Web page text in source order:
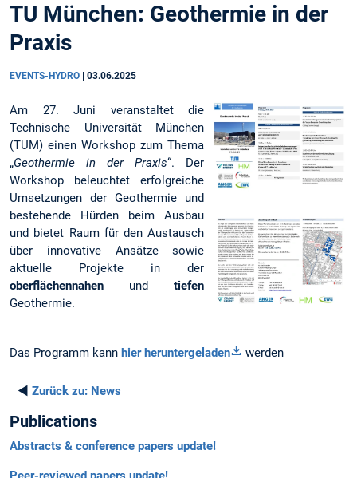
TU München: Geothermie in der
Praxis
EVENTS-HYDRO 03.06.2025
Am 27. Juni veranstaltet die
Technische Universität München
(TUM) einen Workshop zum Thema
„Geothermie in der Praxis“. Der
Workshop beleuchtet erfolgreiche
Umsetzungen der Geothermie und
bestehende Hürden beim Ausbau
und bietet Raum für den Austausch
über innovative Ansätze sowie
aktuelle Projekte in der
oberflächennahen undtiefen
Geothermie.
Das Programm kann hier heruntergeladen werden
◄ Zurück zu: News
Publications
Abstracts & conference papers update!